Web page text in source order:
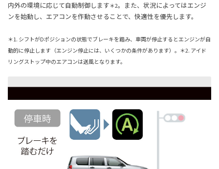
内外の環境に応じて自動制御します＊2。また、状況によってはエンジ
ンを始動し、エアコンを作動させることで、快適性を優先します。
＊1. シフトがDポジションの状態でブレーキを踏み、車両が停止するとエンジンが自
動的に停止します（エンジン停止には、いくつかの条件があります）。＊2. アイド
リングストップ中のエアコンは送風となります。